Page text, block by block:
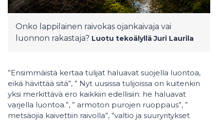
Onko lappilainen raivokas ojankaivaja vai
luonnon rakastaja? Luotu tekoälyllä Juri Laurila
”Ensimmäistä kertaa tulijat haluavat suojella luontoa,
eikä hävittää sitä”, ” Nyt uusissa tulijoissa on kuitenkin
yksi merkittävä ero kaikkiin edellisiin: he haluavat
varjella luontoa.”, ” armoton purojen ruoppaus”, ”
metsäojia kaivettiin raivolla”, ”valtio ja suuryritykset